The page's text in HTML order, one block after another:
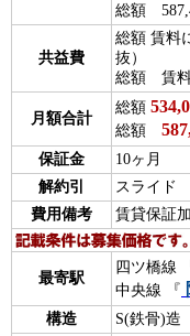
総額
共益費
総額 賃料
抜）
総額 賃料
月額合計
総額
総額
保証金
10ヶ月
解約引
スライド
費用備考
賃貸保証
最寄駅
四ツ橋線
中央線 『
構造
S(鉄骨)